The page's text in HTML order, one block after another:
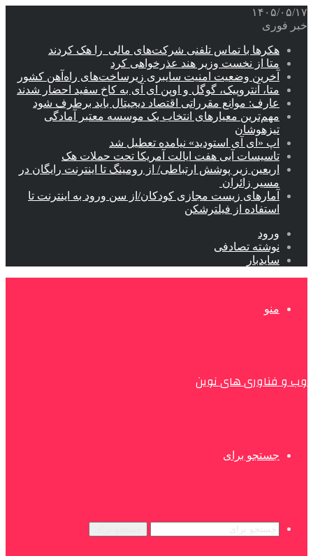
۱۴۰۵/۰۵/۱۷
خبر فوری
هکرها با تماس تلفنی شرکت‌های مالی را هک کردند
متا از نخست وزیر هند عذرخواهی کرد
آخرین وضعیت امنیت سایبری زیرساخت‌های راه‌آهن کشور
متا، آنتروپیک، گوگل و اوپن ای آی به کاخ سفید احضار شدند
عارف: موانع مقرراتی اقتصاد دیجیتال باید برطرف شود
مهم‌ترین معیارهای انتخاب یک موسسه معتبر آمادگی
تیزهوشان
اپ «ای آی استودید» نیامده تعطیل شد
تاسیسات آبی هفت ایالت آمریکا تحت حملات هک
اربعین زیر پوشش ارتباطی/ از رومینگ تا اینترنت رایگان در
مسیر زائران
آمارهای زیست مجازی کودکان/از سن ورود به اینترنت تا
استفاده از فیلترشکن
ورود
نوشته تصادفی
سایدبار
منو
وب و فناوری های نوین
جستجو برای